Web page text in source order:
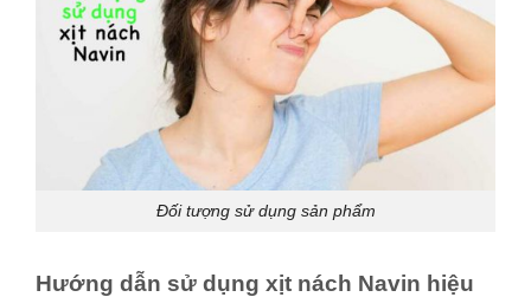
Đối tượng sử dụng sản phẩm
Hướng dẫn sử dụng xịt nách Navin hiệu